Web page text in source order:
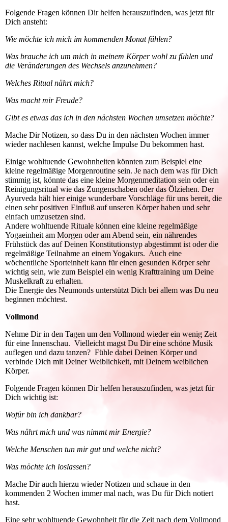
Folgende Fragen können Dir helfen herauszufinden, was jetzt für
Dich ansteht:
Wie möchte ich mich im kommenden Monat fühlen?
Was brauche ich um mich in meinem Körper wohl zu fühlen und
die Veränderungen des Wechsels anzunehmen?
Welches Ritual nährt mich?
Was macht mir Freude?
Gibt es etwas das ich in den nächsten Wochen umsetzen möchte?
Mache Dir Notizen, so dass Du in den nächsten Wochen immer
wieder nachlesen kannst, welche Impulse Du bekommen hast.
Einige wohltuende Gewohnheiten könnten zum Beispiel eine
kleine regelmäßige Morgenroutine sein. Je nach dem was für Dich
stimmig ist, könnte das eine kleine Morgenmeditation sein oder ein
Reinigungsritual wie das Zungenschaben oder das Ölziehen. Der
Ayurveda hält hier einige wunderbare Vorschläge für uns bereit, die
einen sehr positiven Einfluß auf unseren Körper haben und sehr
einfach umzusetzen sind.
Andere wohltuende Rituale können eine kleine regelmäßige
Yogaeinheit am Morgen oder am Abend sein, ein nährendes
Frühstück das auf Deinen Konstitutionstyp abgestimmt ist oder die
regelmäßige Teilnahme an einem Yogakurs. Auch eine
wöchentliche Sporteinheit kann für einen gesunden Körper sehr
wichtig sein, wie zum Beispiel ein wenig Krafttraining um Deine
Muskelkraft zu erhalten.
Die Energie des Neumonds unterstützt Dich bei allem was Du neu
beginnen möchtest.
Vollmond
Nehme Dir in den Tagen um den Vollmond wieder ein wenig Zeit
für eine Innenschau. Vielleicht magst Du Dir eine schöne Musik
auflegen und dazu tanzen? Fühle dabei Deinen Körper und
verbinde Dich mit Deiner Weiblichkeit, mit Deinem weiblichen
Körper.
Folgende Fragen können Dir helfen herauszufinden, was jetzt für
Dich wichtig ist:
Wofür bin ich dankbar?
Was nährt mich und was nimmt mir Energie?
Welche Menschen tun mir gut und welche nicht?
Was möchte ich loslassen?
Mache Dir auch hierzu wieder Notizen und schaue in den
kommenden 2 Wochen immer mal nach, was Du für Dich notiert
hast.
Eine sehr wohltuende Gewohnheit für die Zeit nach dem Vollmond